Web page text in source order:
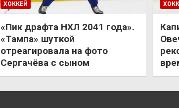
ХОККЕЙ
«Пик драфта НХЛ 2041 года».
«Тампа» шуткой
отреагировала на фото
Сергачёва с сыном